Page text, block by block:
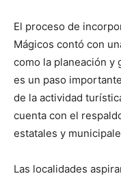
El proceso de
Mágicos contó con
como la planeación y
es un paso
de la actividad
cuenta con el
estatales y
Las localidades